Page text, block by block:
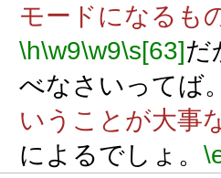
モードになるも
\h\w9\w9\s[63]だ
べなさいってば
いうことが大事
によるでしょ。